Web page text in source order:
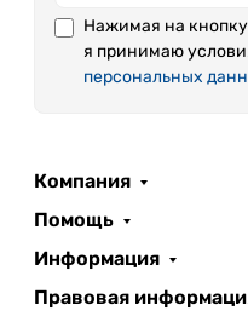
Нажимая на
я принимаю
персональных
Компания
Помощь
Информация
Правовая